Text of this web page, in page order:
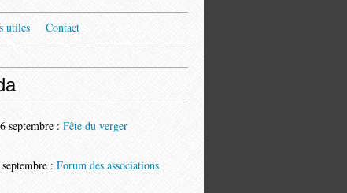
utiles Contact
septembre : Fête du verger
: Forum des associations